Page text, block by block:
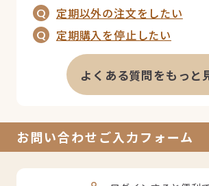
Q 定期以外の注文をしたい
Q 定期購入を停止したい
よくある質問をもっと
お問い合わせご入力フォーム